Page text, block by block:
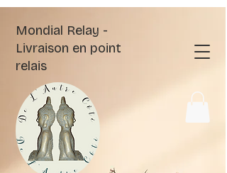
Mondial Relay -
Livraison en point
relais